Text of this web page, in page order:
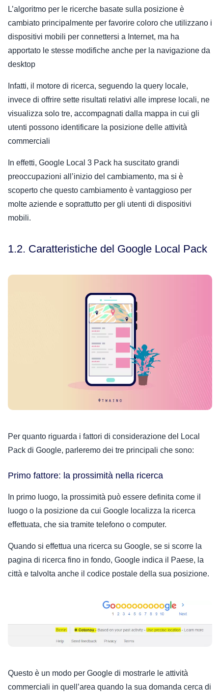
L’algoritmo per le ricerche basate sulla posizione è
cambiato principalmente per favorire coloro che utilizzano i
dispositivi mobili per connettersi a Internet, ma ha
apportato le stesse modifiche anche per la navigazione da
desktop
Infatti, il motore di ricerca, seguendo la query locale,
invece di offrire sette risultati relativi alle imprese locali, ne
visualizza solo tre, accompagnati dalla mappa in cui gli
utenti possono identificare la posizione delle attività
commerciali
In effetti, Google Local 3 Pack ha suscitato grandi
preoccupazioni all’inizio del cambiamento, ma si è
scoperto che questo cambiamento è vantaggioso per
molte aziende e soprattutto per gli utenti di dispositivi
mobili.
1.2. Caratteristiche del Google Local Pack
Per quanto riguarda i fattori di considerazione del Local
Pack di Google, parleremo dei tre principali che sono:
Primo fattore: la prossimità nella ricerca
In primo luogo, la prossimità può essere definita come il
luogo o la posizione da cui Google localizza la ricerca
effettuata, che sia tramite telefono o computer.
Quando si effettua una ricerca su Google, se si scorre la
pagina di ricerca fino in fondo, Google indica il Paese, la
città e talvolta anche il codice postale della sua posizione.
Questo è un modo per Google di mostrarle le attività
commerciali in quell’area quando la sua domanda cerca di